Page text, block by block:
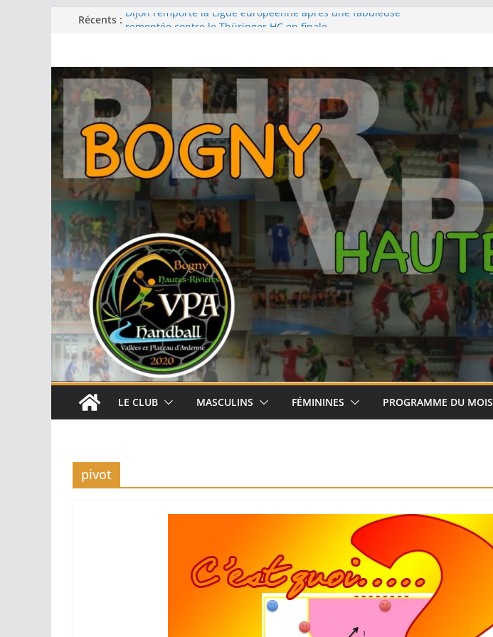
PasserRécents : Dijon remporte la Ligue européenne après une fabuleuse
Barcelone décroche sa 13e Ligue des champions au terme
d’une finale maîtrisée face au Füchse Berlin
Metz remporte la Ligue des champions pour la première
fois après un exploit contre le tenant du titre Györ
Filière féminine : les -18 championnes, les SF1 sur le
podium, -15 et -13 quatrièmes
LE CLUB MASCULINS FÉMININES PROGRAMME DU MOIS
pivot